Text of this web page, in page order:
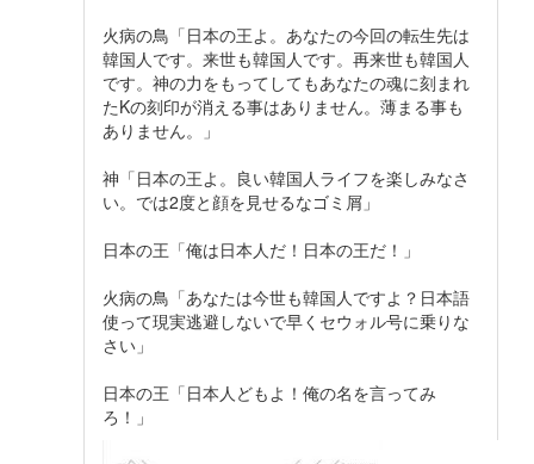
火病の鳥「日本の王よ。あなたの今回の転生先は
韓国人です。来世も韓国人です。再来世も韓国人
です。神の力をもってしてもあなたの魂に刻まれ
たKの刻印が消える事はありません。薄まる事も
ありません。」
神「日本の王よ。良い韓国人ライフを楽しみなさ
い。では2度と顔を見せるなゴミ屑」
日本の王「俺は日本人だ！日本の王だ！」
火病の鳥「あなたは今世も韓国人ですよ？日本語
使って現実逃避しないで早くセウォル号に乗りな
さい」
日本の王「日本人どもよ！俺の名を言ってみ
ろ！」